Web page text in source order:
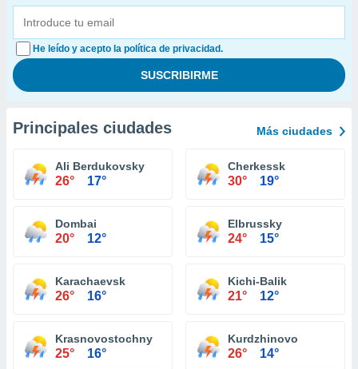
He leído y acepto la política de privacidad.
Principales ciudades Más ciudades
Ali Berdukovsky
26° 17°
Cherkessk
30° 19°
Dombai
20° 12°
Elbrussky
24° 15°
Karachaevsk
26° 16°
Kichi-Balik
21° 12°
Krasnovostochny
25° 16°
Kurdzhinovo
26° 14°